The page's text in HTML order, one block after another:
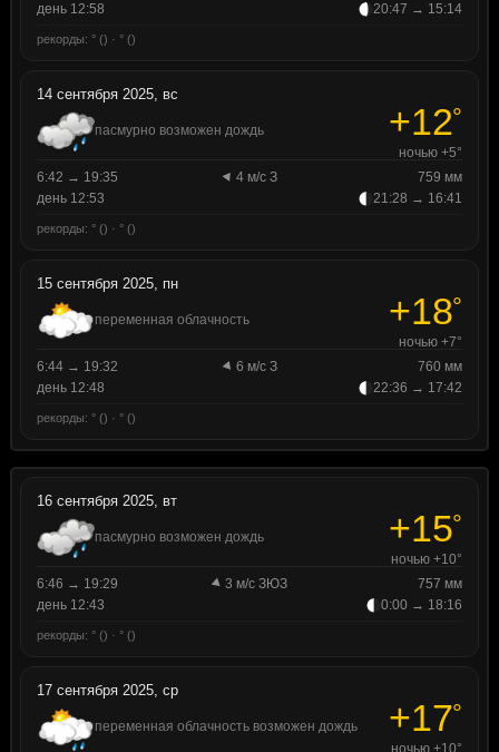
день 12:58
20:47 → 15:14
рекорды: ° () · ° ()
14 сентября 2025, вс
пасмурно возможен дождь +12°
ночью +5°
6:42 → 19:35
4 м/с З
759 мм
день 12:53
21:28 → 16:41
рекорды: ° () · ° ()
15 сентября 2025, пн
переменная облачность +18°
ночью +7°
6:44 → 19:32
6 м/с З
760 мм
день 12:48
22:36 → 17:42
рекорды: ° () · ° ()
16 сентября 2025, вт
пасмурно возможен дождь +15°
ночью +10°
6:46 → 19:29
3 м/с ЗЮЗ
757 мм
день 12:43
0:00 → 18:16
рекорды: ° () · ° ()
17 сентября 2025, ср
переменная облачность возможен дождь +17°